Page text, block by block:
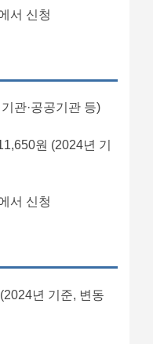
서 신청
관·공공기관 등)
원 (2024년 기
서 신청
년 기준, 변동